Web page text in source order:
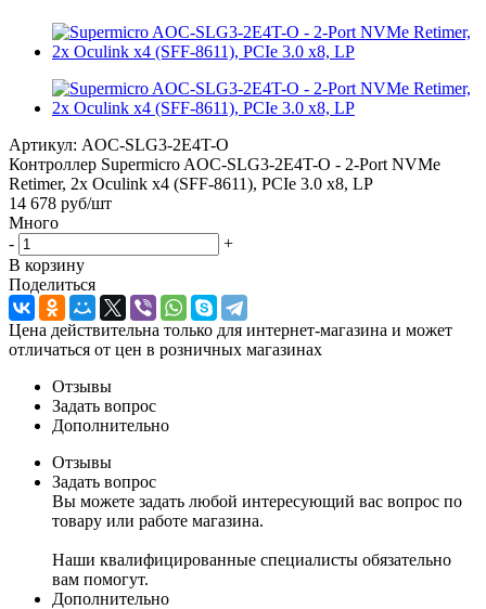
Артикул: AOC-SLG3-2E4T-O
Контроллер Supermicro AOC-SLG3-2E4T-O - 2-Port NVMe
Retimer, 2x Oculink x4 (SFF-8611), PCIe 3.0 x8, LP
14 678 руб/шт
Много
-
+
В корзину
Поделиться
Цена действительна только для интернет-магазина и может
отличаться от цен в розничных магазинах
Отзывы
Задать вопрос
Дополнительно
Отзывы
Задать вопрос
Вы можете задать любой интересующий вас вопрос по
товару или работе магазина.
Наши квалифицированные специалисты обязательно
вам помогут.
Дополнительно